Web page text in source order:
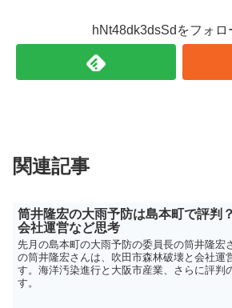
hNt48dk3dsSdをフォロ
関連記事
筒井隆宏の大雨予防は島本町で評判
会社運営など思考
先月の島本町の大雨予防の委員長の筒井隆宏
の筒井隆宏さんは、吹田市森林破壊と会社運
す。海洋汚染進行と大阪市産業、さらに評判
す。